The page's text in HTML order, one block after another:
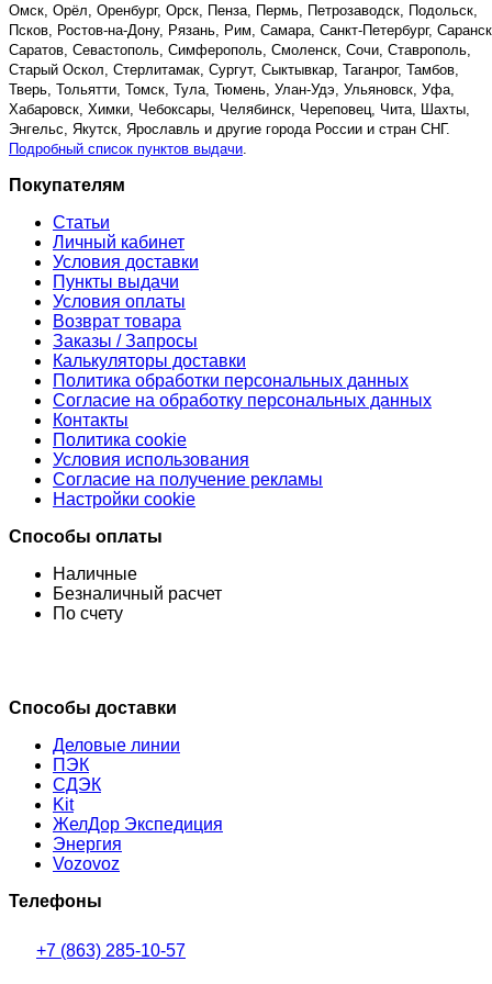
Омск, Орёл, Оренбург, Орск, Пенза, Пермь, Петрозаводск, Подольск,
Псков, Ростов-на-Дону, Рязань, Рим, Самара, Санкт-Петербург,
Саратов, Севастополь, Симферополь, Смоленск, Сочи, Ставрополь,
Старый Оскол, Стерлитамак, Сургут, Сыктывкар, Таганрог, Тамбов,
Тверь, Тольятти, Томск, Тула, Тюмень, Улан-Удэ, Ульяновск, Уфа,
Хабаровск, Химки, Чебоксары, Челябинск, Череповец, Чита, Шахты,
Энгельс, Якутск, Ярославль и другие города России и стран СНГ.
Подробный список пунктов выдачи
Покупателям
Статьи
Личный кабинет
Условия доставки
Пункты выдачи
Условия оплаты
Возврат товара
Заказы / Запросы
Калькуляторы доставки
Политика обработки персональных данных
Согласие на обработку персональных данных
Контакты
Политика cookie
Условия использования
Согласие на получение рекламы
Настройки cookie
Способы оплаты
Наличные
Безналичный расчет
По счету
Способы доставки
Деловые линии
ПЭК
СДЭК
Kit
ЖелДор Экспедиция
Энергия
Vozovoz
Телефоны
+7 (863) 285-10-57